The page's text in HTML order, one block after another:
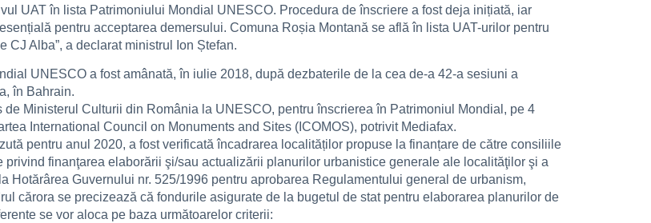
UAT în lista Patrimoniului Mondial UNESCO. Procedura de înscriere a fost deja inițiată, iar
pentru acceptarea demersului. Comuna Roșia Montană se află în lista UAT-urilor pentru
CJ Alba”, a declarat ministrul Ion Ștefan.
UNESCO a fost amânată, în iulie 2018, după dezbaterile de la cea de-a 42-a sesiuni a
în Bahrain.
de Ministerul Culturii din România la UNESCO, pentru înscrierea în Patrimoniul Mondial, pe 4
International Council on Monuments and Sites (ICOMOS), potrivit Mediafax.
pentru anul 2020, a fost verificată încadrarea localităților propuse la finanțare de către consiliile
finanţarea elaborării şi/sau actualizării planurilor urbanistice generale ale localităţilor şi a
Hotărârea Guvernului nr. 525/1996 pentru aprobarea Regulamentului general de urbanism,
cărora se precizează că fondurile asigurate de la bugetul de stat pentru elaborarea planurilor de
se vor aloca pe baza următoarelor criterii: